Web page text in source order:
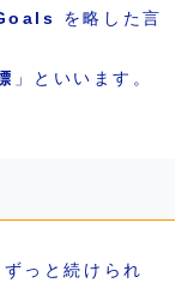
を略した言
」といいます。
っと続けられ